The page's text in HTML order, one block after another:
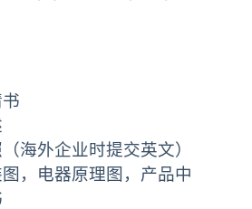
海外企业时提交英文）
，电器原理图，产品中